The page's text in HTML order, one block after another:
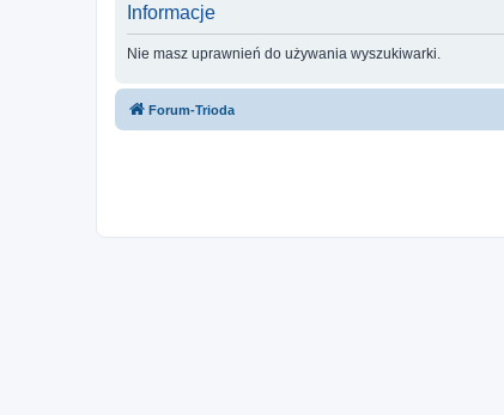
Informacje
Nie masz uprawnień do używania wyszukiwarki.
Forum-Trioda